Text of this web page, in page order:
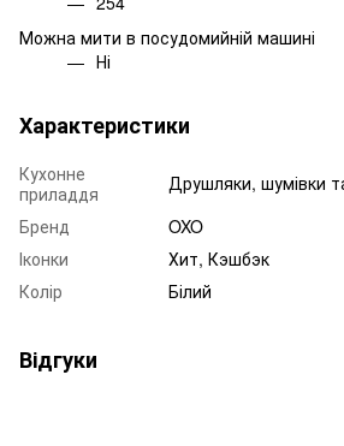
Можна мити в посудомийній машині
Ні
Характеристики
Кухонне
приладдя
Друшляки, шумівки
Бренд
OXO
Іконки
Хит, Кэшбэк
Колір
Білий
Відгуки